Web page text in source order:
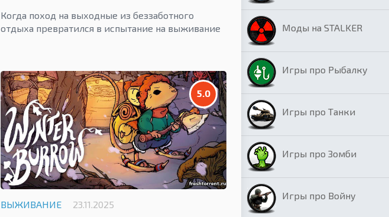
Когда поход на выходные из беззаботного
отдыха превратился в испытание на выживание
5.0
ВЫЖИВАНИЕ 23.11.2025
Моды на STALKER
Игры про Рыбалку
Игры про Танки
Игры про Зомби
Игры про Войну